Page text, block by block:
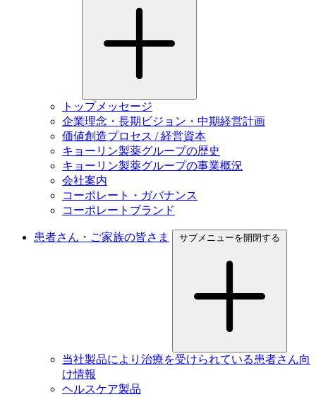
トップメッセージ
企業理念・長期ビジョン・中期経営計画
価値創造プロセス / 経営資本
キョーリン製薬グループの歴史
キョーリン製薬グループの事業概況
会社案内
コーポレート・ガバナンス
コーポレートブランド
患者さん・ご家族の皆さま サブメニューを開閉する
当社製品により治療を受けられている患者さん向
け情報
ヘルスケア製品